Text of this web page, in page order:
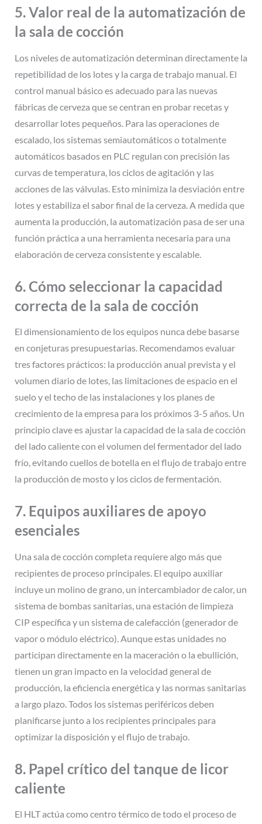
5. Valor real de la automatización de
la sala de cocción
Los niveles de automatización determinan directamente la
repetibilidad de los lotes y la carga de trabajo manual. El
control manual básico es adecuado para las nuevas
fábricas de cerveza que se centran en probar recetas y
desarrollar lotes pequeños. Para las operaciones de
escalado, los sistemas semiautomáticos o totalmente
automáticos basados en PLC regulan con precisión las
curvas de temperatura, los ciclos de agitación y las
acciones de las válvulas. Esto minimiza la desviación entre
lotes y estabiliza el sabor final de la cerveza. A medida que
aumenta la producción, la automatización pasa de ser una
función práctica a una herramienta necesaria para una
elaboración de cerveza consistente y escalable.
6. Cómo seleccionar la capacidad
correcta de la sala de cocción
El dimensionamiento de los equipos nunca debe basarse
en conjeturas presupuestarias. Recomendamos evaluar
tres factores prácticos: la producción anual prevista y el
volumen diario de lotes, las limitaciones de espacio en el
suelo y el techo de las instalaciones y los planes de
crecimiento de la empresa para los próximos 3-5 años. Un
principio clave es ajustar la capacidad de la sala de cocción
del lado caliente con el volumen del fermentador del lado
frío, evitando cuellos de botella en el flujo de trabajo entre
la producción de mosto y los ciclos de fermentación.
7. Equipos auxiliares de apoyo
esenciales
Una sala de cocción completa requiere algo más que
recipientes de proceso principales. El equipo auxiliar
incluye un molino de grano, un intercambiador de calor, un
sistema de bombas sanitarias, una estación de limpieza
CIP específica y un sistema de calefacción (generador de
vapor o módulo eléctrico). Aunque estas unidades no
participan directamente en la maceración o la ebullición,
tienen un gran impacto en la velocidad general de
producción, la eficiencia energética y las normas sanitarias
a largo plazo. Todos los sistemas periféricos deben
planificarse junto a los recipientes principales para
optimizar la disposición y el flujo de trabajo.
8. Papel crítico del tanque de licor
caliente
El HLT actúa como centro térmico de todo el proceso de